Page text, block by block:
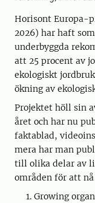
Horisont Europa-
2026) har haft
underbyggda
att 25 procent av
ekologiskt
ökning av
Projektet höll sin
året och har nu
faktablad,
mera har man
till olika delar av
områden för att
Growing